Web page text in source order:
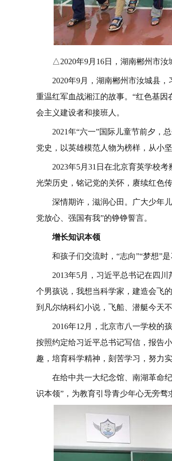
△2020年9月16日，湖南郴州市汝
2020年9月，湖南郴州市汝城县
重温红军血战湘江的故事。“红色基
会主义建设者和接班人。
2021年“六一”国际儿童节前夕，
党史，以英雄模范人物为榜样，从小
2023年5月31日在北京育英学校
光荣历史，铭记党的关怀，赓续红色
深情期许，滋润心田。广大少年
党放心、强国有我”的铮铮誓言。
增长知识本领
和孩子们交流时，“志向”“梦想”
2013年5月，习近平总书记在四
个男孩说，我想当科学家，建造会飞
到凡尔纳科幻小说，飞船、潜艇今天
2016年12月，北京市八一学校的
按照约定给习近平总书记写信，报告
趣，培育科学精神，刻苦学习，努力
在给中共一大纪念馆、南湖革命
识本领”，为教育引导青少年心无旁骛